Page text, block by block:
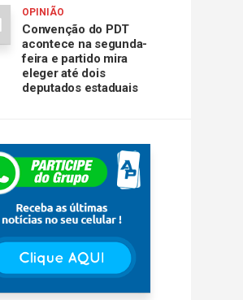
OPINIÃO
Convenção do PDT
acontece na segunda-
feira e partido mira
eleger até dois
deputados estaduais